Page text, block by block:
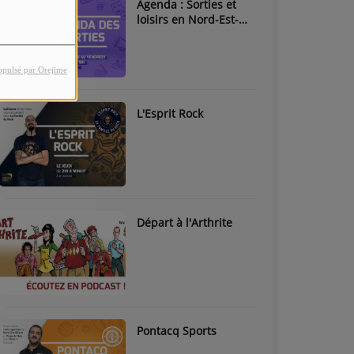
par Orejime
Agenda : Sorties et
loisirs en Nord-Est-
L'Esprit Rock
Départ à l'Arthrite
Pontacq Sports